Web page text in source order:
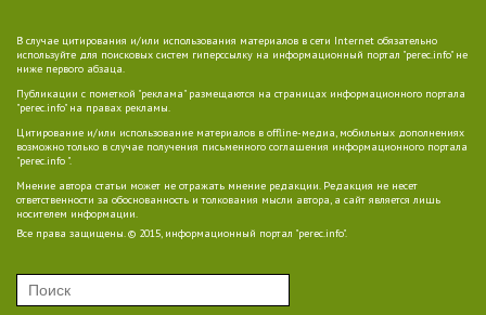
В случае цитирования и/или использования материалов в сети Internet обязательно
используйте для поисковых систем гиперссылку на информационный портал "perec.info" не
ниже первого абзаца.
Публикации с пометкой "реклама" размещаются на страницах информационного портала
"perec.info" на правах рекламы.
Цитирование и/или использование материалов в offline-медиа, мобильных дополнениях
возможно только в случае получения письменного соглашения информационного портала
"perec.info ".
Мнение автора статьи может не отражать мнение редакции. Редакция не несет
ответственности за обоснованность и толкования мысли автора, а сайт является лишь
носителем информации.
Все права защищены. © 2015, информационный портал "perec.info".